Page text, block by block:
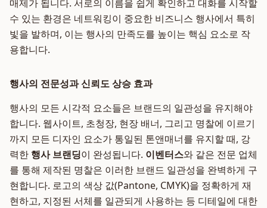
매제가 됩니다. 서로의 이름을 쉽게 확인하고 대화를 시작할
수 있는 환경은 네트워킹이 중요한 비즈니스 행사에서 특히
빛을 발하며, 이는 행사의 만족도를 높이는 핵심 요소로 작
용합니다.
행사의 전문성과 신뢰도 상승 효과
행사의 모든 시각적 요소들은 브랜드의 일관성을 유지해야
합니다. 웹사이트, 초청장, 현장 배너, 그리고 명찰에 이르기
까지 모든 디자인 요소가 통일된 톤앤매너를 유지할 때, 강
력한 행사 브랜딩이 완성됩니다. 이벤터스와 같은 전문 업체
를 통해 제작된 명찰은 이러한 브랜드 일관성을 완벽하게 구
현합니다. 로고의 색상 값(Pantone, CMYK)을 정확하게 재
현하고, 지정된 서체를 일관되게 사용하는 등 디테일에 대한